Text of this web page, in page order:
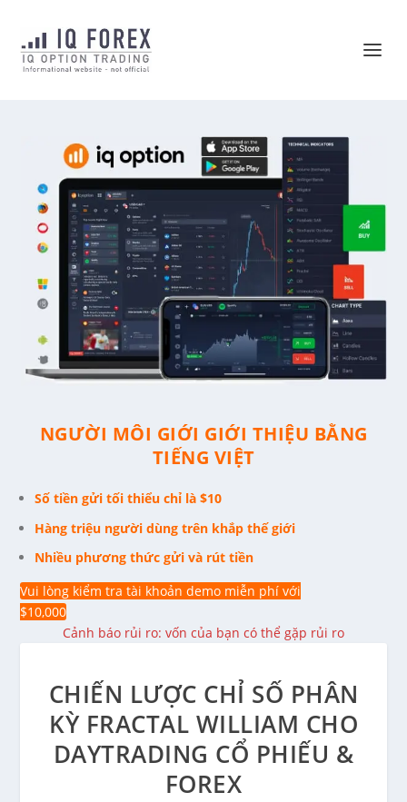
NGƯỜI MÔI GIỚI GIỚI THIỆU BẰNG
TIẾNG VIỆT
Số tiền gửi tối thiểu chỉ là $10
Hàng triệu người dùng trên khắp thế giới
Nhiều phương thức gửi và rút tiền
Vui lòng kiểm tra tài khoản demo miễn phí với
$10,000
Cảnh báo rủi ro: vốn của bạn có thể gặp rủi ro
CHIẾN LƯỢC CHỈ SỐ PHÂN
KỲ FRACTAL WILLIAM CHO
DAYTRADING CỔ PHIẾU &
FOREX